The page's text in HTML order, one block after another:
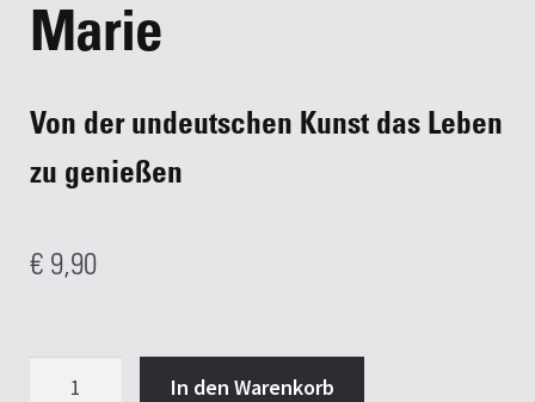
Marie
Von der undeutschen Kunst das Leben
zu genießen
€ 9,90
In den Warenkorb